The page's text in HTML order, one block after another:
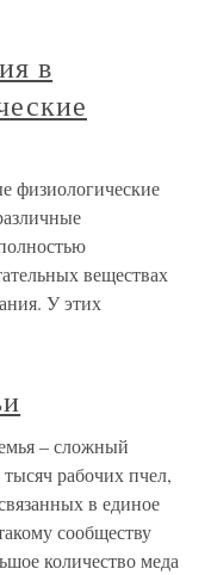
в
физиологические
веществах
У этих
– сложный
рабочих пчел,
в единое
сообществу
количество меда